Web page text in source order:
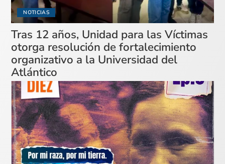
NOTICIAS
Tras 12 años, Unidad para las Víctimas
otorga resolución de fortalecimiento
organizativo a la Universidad del
Atlántico